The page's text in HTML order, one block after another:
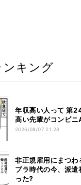
ンキング
年収高い人って 第
高い先輩がコンビ
2026/08/07 21:28
非正規雇用にまつ
プラ時代の今、派
った?